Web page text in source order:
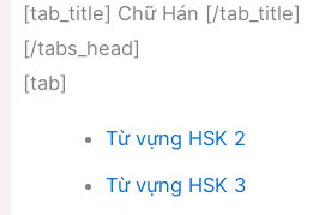
[tab_title] Chữ Hán [/tab_title]
[/tabs_head]
[tab]
Từ vựng HSK 2
Từ vựng HSK 3